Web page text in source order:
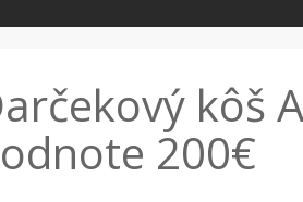
kôš
200€